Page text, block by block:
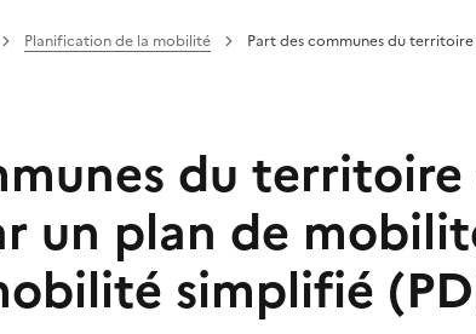
Planification de la mobilité
Part des communes du
du
un plan de
simplifié